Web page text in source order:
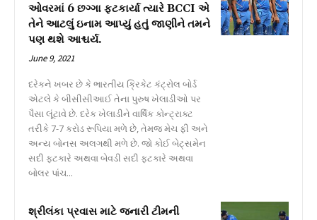
ઓવરમાં 6 છગ્ગા ફટકાર્યા ત્યારે BCCI એ
તેને આટલું ઇનામ આપ્યું હતું જાણીને તમને
પણ થશે આશ્ચર્ય.
June 9, 2021
દરેકને ખબર છે કે ભારતીય ક્રિકેટ કંટ્રોલ બોર્ડ
એટલે કે બીસીસીઆઈ તેના પુરુષ ખેલાડીઓ પર
પૈસા લૂંટાવે છે. દરેક ખેલાડીને વાર્ષિક કોન્ટ્રાક્ટ
તરીકે 7-7 કરોડ રૂપિયા મળે છે, તેમજ મેચ ફી અને
અન્ય બોનસ અલગથી મળે છે. જો કોઈ બેટ્સમેન
સદી ફટકારે અથવા બેવડી સદી ફટકારે અથવા
બોલર પાંચ...
શ્રીલંકા પ્રવાસ માટે જનારી ટીમની